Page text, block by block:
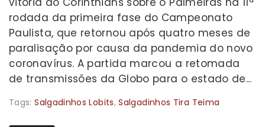
rodada da primeira fase do Campeonato
Paulista, que retornou após quatro meses de
paralisação por causa da pandemia do novo
coronavírus. A partida marcou a retomada
de transmissões da Globo para o estado de...
Tags:Salgadinhos Lobits,Salgadinhos Tira Teima